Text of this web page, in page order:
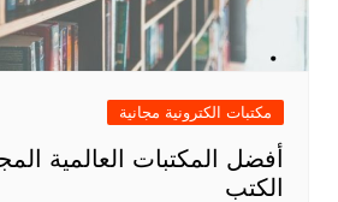
مكتبات الكترونية مجانية
أفضل المكتبات العالمية
الكتب